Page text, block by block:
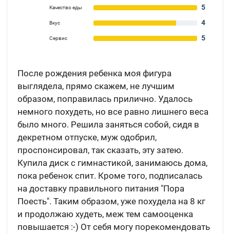
Качество еды 5
Вкус 4
Сервис 5
После рождения ребенка моя фигура
выглядела, прямо скажем, не лучшим
образом, поправилась прилично. Удалось
немного похудеть, но все равно лишнего веса
было много. Решила заняться собой, сидя в
декретном отпуске, муж одобрил,
проспонсировал, так сказать, эту затею.
Купила диск с гимнастикой, занимаюсь дома,
пока ребенок спит. Кроме того, подписалась
на доставку правильного питания "Пора
Поесть". Таким образом, уже похудела на 8 кг
и продолжаю худеть, меж тем самооценка
повышается :-) От себя могу порекомендовать